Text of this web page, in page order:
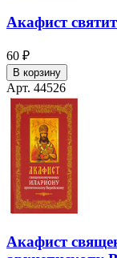
Акафист
60 ₽
В корзину
Арт. 44526
Акафист